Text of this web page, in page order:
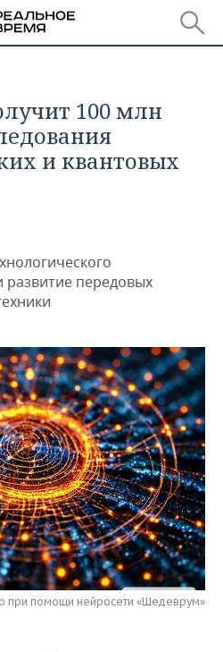
100 млн
и квантовых
развитие передовых
при помощи нейросети «Шедеврум»